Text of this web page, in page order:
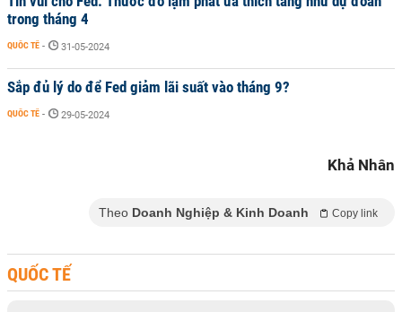
trong tháng 4
QUỐC TẾ - 31-05-2024
Sắp đủ lý do để Fed giảm lãi suất vào tháng 9?
QUỐC TẾ - 29-05-2024
Khả Nhân
Theo Doanh Nghiệp & Kinh Doanh Copy link
QUỐC TẾ